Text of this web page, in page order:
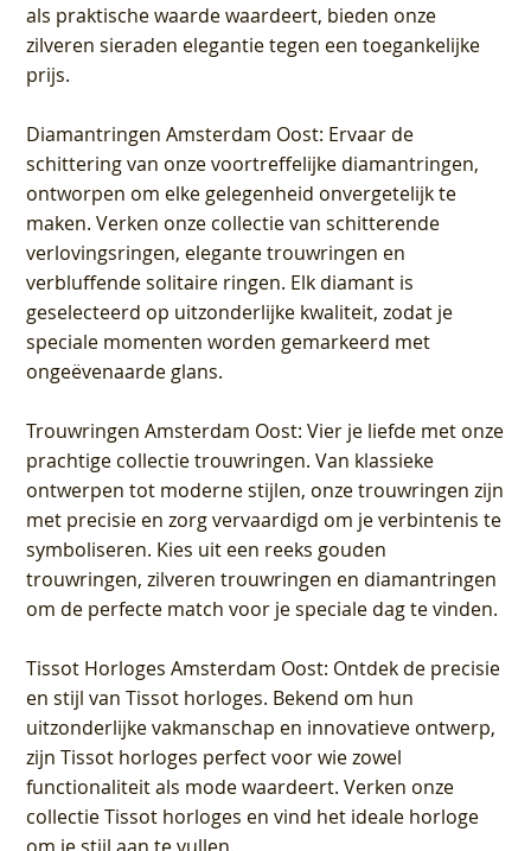
als praktische waarde waardeert, bieden onze
zilveren sieraden elegantie tegen een toegankelijke
prijs.
Diamantringen Amsterdam Oost: Ervaar de
schittering van onze voortreffelijke diamantringen,
ontworpen om elke gelegenheid onvergetelijk te
maken. Verken onze collectie van schitterende
verlovingsringen, elegante trouwringen en
verbluffende solitaire ringen. Elk diamant is
geselecteerd op uitzonderlijke kwaliteit, zodat je
speciale momenten worden gemarkeerd met
ongeëvenaarde glans.
Trouwringen Amsterdam Oost: Vier je liefde met onze
prachtige collectie trouwringen. Van klassieke
ontwerpen tot moderne stijlen, onze trouwringen zijn
met precisie en zorg vervaardigd om je verbintenis te
symboliseren. Kies uit een reeks gouden
trouwringen, zilveren trouwringen en diamantringen
om de perfecte match voor je speciale dag te vinden.
Tissot Horloges Amsterdam Oost: Ontdek de precisie
en stijl van Tissot horloges. Bekend om hun
uitzonderlijke vakmanschap en innovatieve ontwerp,
zijn Tissot horloges perfect voor wie zowel
functionaliteit als mode waardeert. Verken onze
collectie Tissot horloges en vind het ideale horloge